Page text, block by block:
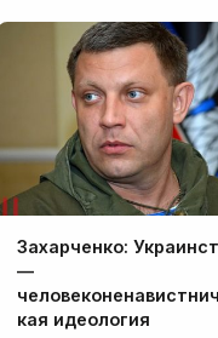
Захарченко:
—
кая идеология